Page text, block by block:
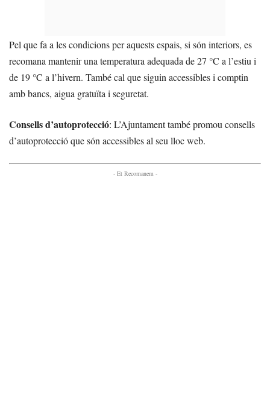
Pel que fa a les condicions per aquests espais, si són interiors, es
recomana mantenir una temperatura adequada de 27 °C a l’estiu i
de 19 °C a l’hivern. També cal que siguin accessibles i comptin
amb bancs, aigua gratuïta i seguretat.
Consells d’autoprotecció: L’Ajuntament també promou consells
d’autoprotecció que són accessibles al seu lloc web.
- Et Recomanem -